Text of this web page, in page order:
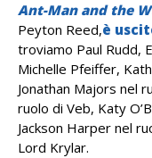
Ant-Man and the
Peyton Reed,è
troviamo Paul Rudd,
Michelle Pfeiffer,
Jonathan Majors nel
ruolo di Veb, Katy
Jackson Harper nel
Lord Krylar.